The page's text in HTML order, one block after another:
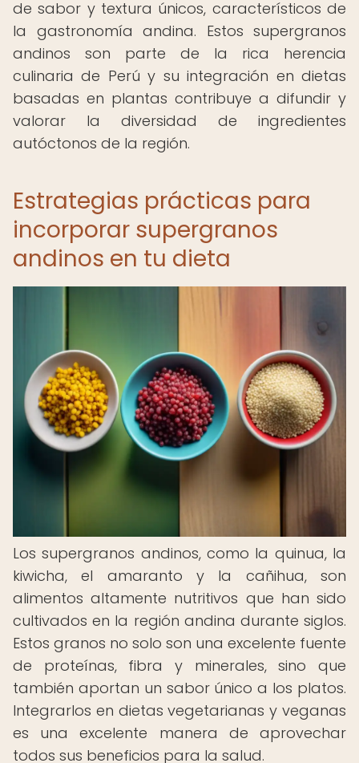
de sabor y textura únicos, característicos de
la gastronomía andina. Estos supergranos
andinos son parte de la rica herencia
culinaria de Perú y su integración en dietas
basadas en plantas contribuye a difundir y
valorar la diversidad de ingredientes
autóctonos de la región.
Estrategias prácticas para
incorporar supergranos
andinos en tu dieta
Los supergranos andinos, como la quinua, la
kiwicha, el amaranto y la cañihua, son
alimentos altamente nutritivos que han sido
cultivados en la región andina durante siglos.
Estos granos no solo son una excelente fuente
de proteínas, fibra y minerales, sino que
también aportan un sabor único a los platos.
Integrarlos en dietas vegetarianas y veganas
es una excelente manera de aprovechar
todos sus beneficios para la salud.